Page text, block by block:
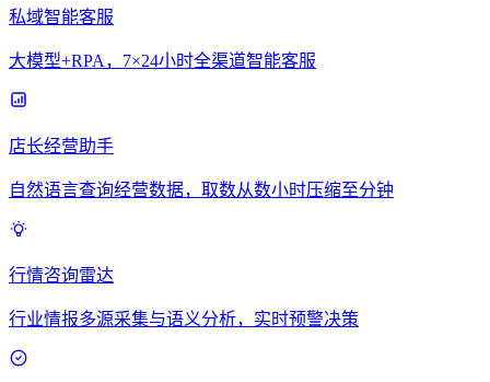
私域智能客服
大模型+RPA，7×24小时全渠道智能客服
店长经营助手
自然语言查询经营数据，取数从数小时压缩至分钟
行情咨询雷达
行业情报多源采集与语义分析，实时预警决策